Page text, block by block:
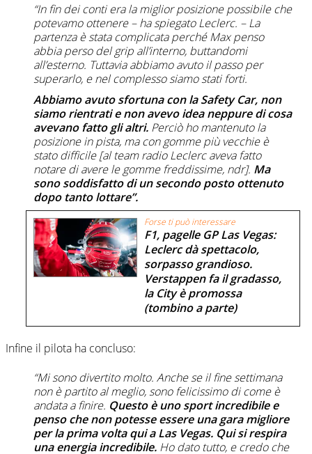
“In fin dei conti era la miglior posizione possibile che
potevamo ottenere– ha spiegato Leclerc. –La
partenza è stata complicata perché Max penso
abbia perso del grip all’interno, buttandomi
all’esterno. Tuttavia abbiamo avuto il passo per
superarlo, e nel complesso siamo stati forti.
Abbiamo avuto sfortuna con la Safety Car, non
siamo rientrati e non avevo idea neppure di cosa
avevano fatto gli altri. Perciò ho mantenuto la
posizione in pista, ma con gomme più vecchie è
stato difficile[al team radio Leclerc aveva fatto
notare di avere le gomme freddissime, ndr]. Ma
sono soddisfatto di un secondo posto ottenuto
dopo tanto lottare”.
Forse ti può interessare
F1, pagelle GP Las Vegas:
Leclerc dà spettacolo,
sorpasso grandioso.
Verstappen fa il gradasso,
la City è promossa
(tombino a parte)
Infine il pilota ha concluso:
“Mi sono divertito molto. Anche se il fine settimana
non è partito al meglio, sono felicissimo di come è
andata a finire. Questo è uno sport incredibile e
penso che non potesse essere una gara migliore
per la prima volta qui a Las Vegas. Qui si respira
una energia incredibile. Ho dato tutto, e credo che